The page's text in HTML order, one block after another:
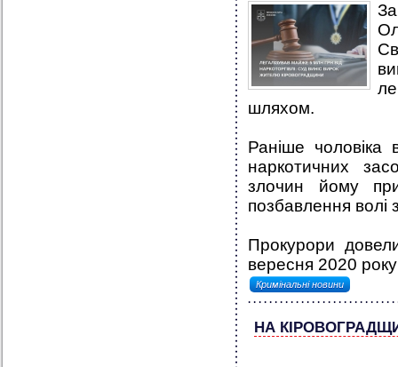
шляхом.
Раніше
наркотичних
злочин йому
позбавлення волі
Прокурори
вересня 2020
Кримінальні новини
НА